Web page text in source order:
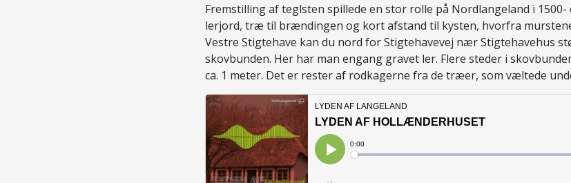
Fremstilling af teglsten spillede en stor rolle på Nordlangeland i 1500-
lerjord, træ til brændingen og kort afstand til kysten, hvorfra
Vestre Stigtehave kan du nord for Stigtehavevej nær Stigtehavehus
skovbunden. Her har man engang gravet ler. Flere steder i
ca. 1 meter. Det er rester af rodkagerne fra de træer, som væltede